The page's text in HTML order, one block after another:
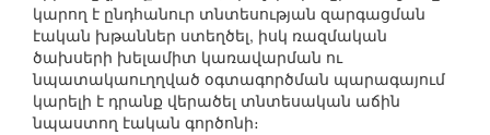
կարող է ընդհանուր տնտեսության զարգացման
էական խթաններ ստեղծել, իսկ ռազմական
ծախսերի խելամիտ կառավարման ու
նպատակաուղղված օգտագործման պարագայում
կարելի է դրանք վերածել տնտեսական աճին
նպաստող էական գործոնի։